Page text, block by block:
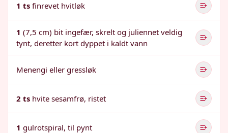
1 ts finrevet hvitløk
1 (7,5 cm) bit ingefær, skrelt og juliennet veldig
tynt, deretter kort dyppet i kaldt vann
Menengi eller gressløk
2 ts hvite sesamfrø, ristet
1 gulrotspiral, til pynt